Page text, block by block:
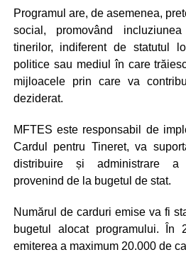
Programul are, de asemenea,
social, promovând
tinerilor, indiferent de statutul
politice sau mediul în care
mijloacele prin care va
deziderat.
MFTES este responsabil de
Cardul pentru Tineret, va
distribuire și administrare a
provenind de la bugetul de stat.
Numărul de carduri emise va fi
bugetul alocat programului. În
emiterea a maximum 20.000 de